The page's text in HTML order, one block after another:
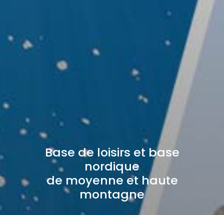
Base de loisirs et base
nordique
de moyenne et haute
montagne